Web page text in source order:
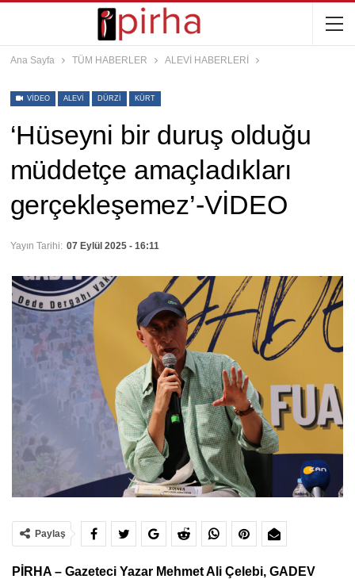
Ana Sayfa TÜM HABERLER ALEVİ HABERLERİ
VIDEO ALEVI DÜRZI KÜRT
‘Hüseyni bir duruş olduğu
müddetçe amaçladıkları
gerçekleşemez’-VİDEO
Yayın Tarihi: 07 Eylül 2025 - 16:11
Paylaş
PİRHA – Gazeteci Yazar Mehmet Ali Çelebi, GADEV